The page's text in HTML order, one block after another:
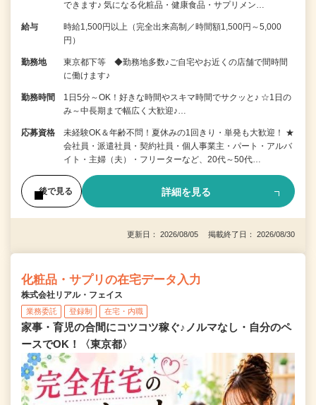
できます♪ 気になる化粧品・健康食品・サプリメン…
給与
時給1,500円以上（完全出来高制／時間額1,500円～5,000
円）
勤務地
東京都下等 ◆勤務地多数♪ご自宅やお近くの店舗で間時間
に働けます♪
勤務時間
1日5分～OK！好きな時間やスキマ時間でサクッと♪ ☆1日の
み～中長期まで幅広く大歓迎♪…
応募資格
未経験OK＆年齢不問！夏休みの1回きり・単発も大歓迎！ ★
会社員・派遣社員・契約社員・個人事業主・パート・アルバ
イト・主婦（夫）・フリーターなど、20代～50代…
後で見る 詳細を見る
更新日： 2026/08/05 掲載終了日： 2026/08/30
化粧品・サプリの在宅データ入力
株式会社リアル・フェイス
業務委託 登録制 在宅・内職
家事・育児の合間にコツコツ稼ぐ♪ノルマなし・自分のペ
ースでOK！〈東京都〉